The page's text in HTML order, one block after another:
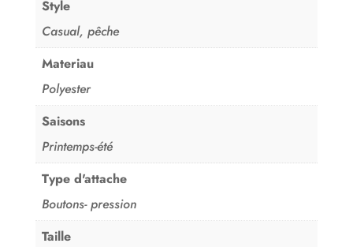
Style
Casual, pêche
Materiau
Polyester
Saisons
Printemps-été
Type d'attache
Boutons- pression
Taille